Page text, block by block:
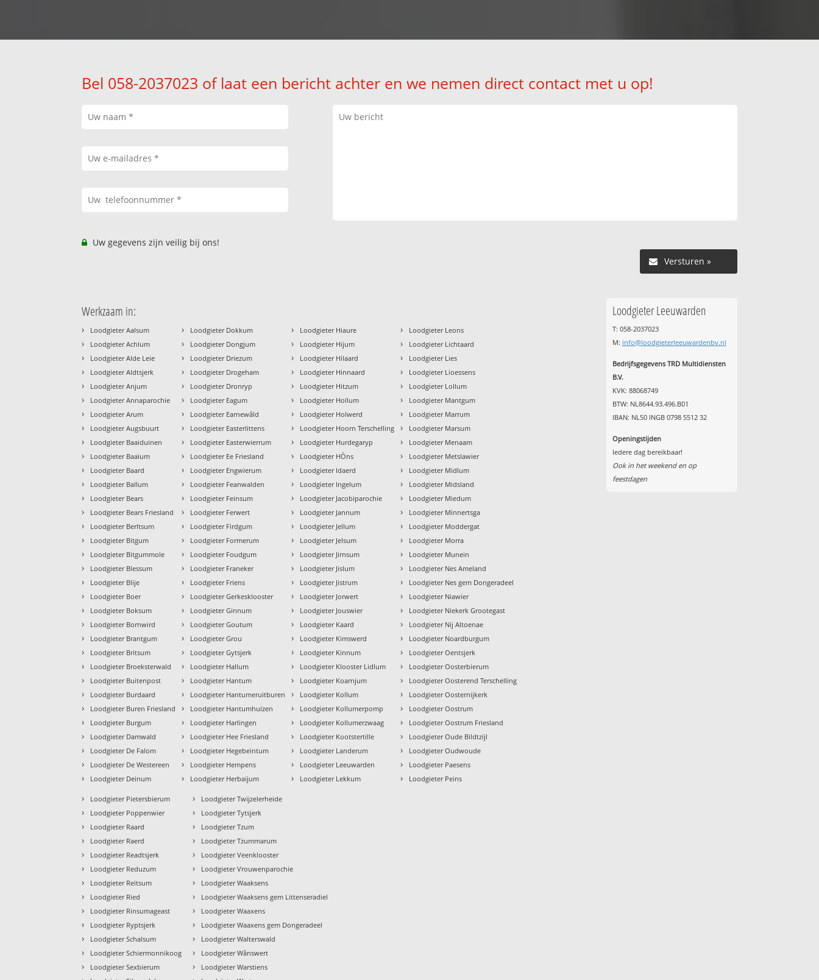
Bel 058-2037023 of laat een bericht achter en we nemen direct contact met u op!
Uw gegevens zijn veilig bij ons!
Versturen »
Werkzaam in:
› Loodgieter Aalsum
› Loodgieter Achlum
› Loodgieter Alde Leie
› Loodgieter Aldtsjerk
› Loodgieter Anjum
› Loodgieter Annaparochie
› Loodgieter Arum
› Loodgieter Augsbuurt
› Loodgieter Baaiduinen
› Loodgieter Baaium
› Loodgieter Baard
› Loodgieter Ballum
› Loodgieter Bears
› Loodgieter Bears Friesland
› Loodgieter Berltsum
› Loodgieter Bitgum
› Loodgieter Bitgummole
› Loodgieter Blessum
› Loodgieter Blije
› Loodgieter Boer
› Loodgieter Boksum
› Loodgieter Bornwird
› Loodgieter Brantgum
› Loodgieter Britsum
› Loodgieter Broeksterwald
› Loodgieter Buitenpost
› Loodgieter Burdaard
› Loodgieter Buren Friesland
› Loodgieter Burgum
› Loodgieter Damwald
› Loodgieter De Falom
› Loodgieter De Westereen
› Loodgieter Deinum
› Loodgieter Dokkum
› Loodgieter Dongjum
› Loodgieter Driezum
› Loodgieter Drogeham
› Loodgieter Dronryp
› Loodgieter Eagum
› Loodgieter Earnewâld
› Loodgieter Easterlittens
› Loodgieter Easterwierrum
› Loodgieter Ee Friesland
› Loodgieter Engwierum
› Loodgieter Feanwalden
› Loodgieter Feinsum
› Loodgieter Ferwert
› Loodgieter Firdgum
› Loodgieter Formerum
› Loodgieter Foudgum
› Loodgieter Franeker
› Loodgieter Friens
› Loodgieter Gerkesklooster
› Loodgieter Ginnum
› Loodgieter Goutum
› Loodgieter Grou
› Loodgieter Gytsjerk
› Loodgieter Hallum
› Loodgieter Hantum
› Loodgieter Hantumeruitburen
› Loodgieter Hantumhuizen
› Loodgieter Harlingen
› Loodgieter Hee Friesland
› Loodgieter Hegebeintum
› Loodgieter Hempens
› Loodgieter Herbaijum
› Loodgieter Hiaure
› Loodgieter Hijum
› Loodgieter Hilaard
› Loodgieter Hinnaard
› Loodgieter Hitzum
› Loodgieter Hollum
› Loodgieter Holwerd
› Loodgieter Hoorn Terschelling
› Loodgieter Hurdegaryp
› Loodgieter HÒns
› Loodgieter Idaerd
› Loodgieter Ingelum
› Loodgieter Jacobiparochie
› Loodgieter Jannum
› Loodgieter Jellum
› Loodgieter Jelsum
› Loodgieter Jirnsum
› Loodgieter Jislum
› Loodgieter Jistrum
› Loodgieter Jorwert
› Loodgieter Jouswier
› Loodgieter Kaard
› Loodgieter Kimswerd
› Loodgieter Kinnum
› Loodgieter Klooster Lidlum
› Loodgieter Koarnjum
› Loodgieter Kollum
› Loodgieter Kollumerpomp
› Loodgieter Kollumerzwaag
› Loodgieter Kootstertille
› Loodgieter Landerum
› Loodgieter Leeuwarden
› Loodgieter Lekkum
› Loodgieter Leons
› Loodgieter Lichtaard
› Loodgieter Lies
› Loodgieter Lioessens
› Loodgieter Lollum
› Loodgieter Mantgum
› Loodgieter Marrum
› Loodgieter Marsum
› Loodgieter Menaam
› Loodgieter Metslawier
› Loodgieter Midlum
› Loodgieter Midsland
› Loodgieter Miedum
› Loodgieter Minnertsga
› Loodgieter Moddergat
› Loodgieter Morra
› Loodgieter Munein
› Loodgieter Nes Ameland
› Loodgieter Nes gem Dongeradeel
› Loodgieter Niawier
› Loodgieter Niekerk Grootegast
› Loodgieter Nij Altoenae
› Loodgieter Noardburgum
› Loodgieter Oentsjerk
› Loodgieter Oosterbierum
› Loodgieter Oosterend Terschelling
› Loodgieter Oosternijkerk
› Loodgieter Oostrum
› Loodgieter Oostrum Friesland
› Loodgieter Oude Bildtzijl
› Loodgieter Oudwoude
› Loodgieter Paesens
› Loodgieter Peins
› Loodgieter Pietersbierum
› Loodgieter Poppenwier
› Loodgieter Raard
› Loodgieter Raerd
› Loodgieter Readtsjerk
› Loodgieter Reduzum
› Loodgieter Reitsum
› Loodgieter Ried
› Loodgieter Rinsumageast
› Loodgieter Ryptsjerk
› Loodgieter Schalsum
› Loodgieter Schiermonnikoog
› Loodgieter Sexbierum
› Loodgieter Twijzelerheide
› Loodgieter Tytsjerk
› Loodgieter Tzum
› Loodgieter Tzummarum
› Loodgieter Veenklooster
› Loodgieter Vrouwenparochie
› Loodgieter Waaksens
› Loodgieter Waaksens gem Littenseradiel
› Loodgieter Waaxens
› Loodgieter Waaxens gem Dongeradeel
› Loodgieter Walterswald
› Loodgieter Wânswert
› Loodgieter Warstiens
Loodgieter Leeuwarden
T: 058-2037023
M: info@loodgieterleeuwardenbv.nl
Bedrijfsgegevens TRD Multidiensten
B.V.
KVK: 88068749
BTW: NL8644.93.496.B01
IBAN: NL50 INGB 0798 5512 32
Openingstijden
Iedere dag bereikbaar!
Ook in het weekend en op
feestdagen